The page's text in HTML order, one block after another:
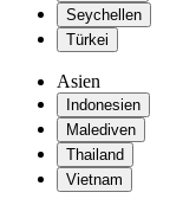
Seychellen
Türkei
Asien
Indonesien
Malediven
Thailand
Vietnam